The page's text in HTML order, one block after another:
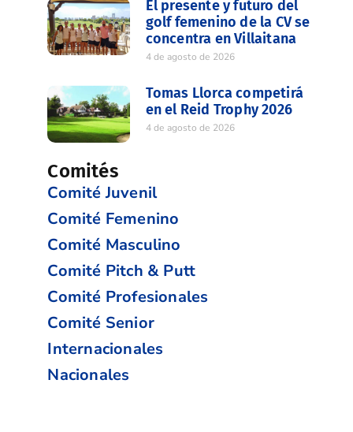
El presente y futuro del
golf femenino de la CV se
concentra en Villaitana
4 de agosto de 2026
Tomas Llorca competirá
en el Reid Trophy 2026
4 de agosto de 2026
Comités
Comité Juvenil
Comité Femenino
Comité Masculino
Comité Pitch & Putt
Comité Profesionales
Comité Senior
Internacionales
Nacionales